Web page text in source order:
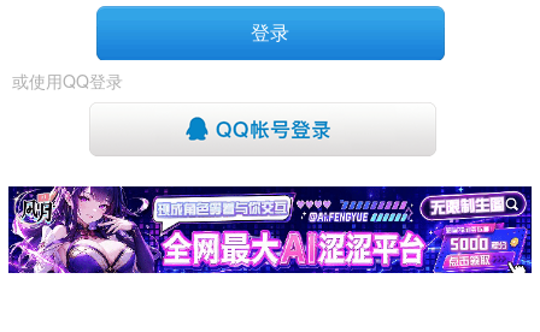
登录
或使用QQ登录